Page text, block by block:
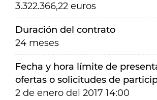
3.322.366,22 euros
Duración del contrato
24 meses
Fecha y hora límite de
ofertas o solicitudes de
2 de enero del 2017 14:00